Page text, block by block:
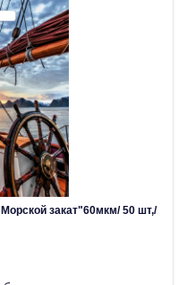
закат"60мкм/ 50 шт,/